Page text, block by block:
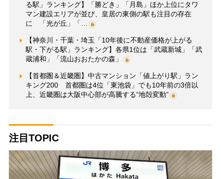
る駅」ランキング】「勝どき」「月島」ほか上位にタワ
マン建設エリアが並び、皇居の東側の駅も注目の存在
に 「光が丘」「…
【神奈川・千葉・埼玉「10年後に不動産価格が上がる
駅・下がる駅」ランキング】各県1位は「武蔵新城」「武
蔵浦和」「流山おおたかの森」
【首都圏＆近畿圏】中古マンション「値上がり駅」ラン
キング200 首都圏は4位「東池袋」でも10年前の3倍以
上、近畿圏は大阪中心部が高騰する“地殻変動”
注目TOPIC